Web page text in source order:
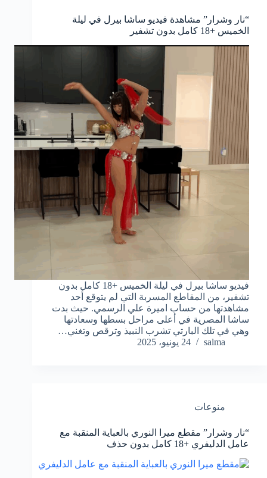
“نار وشرار” مشاهدة فيديو ساشا بيرل في ليلة
الخميس +18 كامل بدون تشفير
فيديو ساشا بيرل في ليلة الخميس +18 كامل بدون
تشفير، من المقاطع المسربة التي لم يتوقع أحد
مشاهدتها من حساب اميرة علي الرسمي. حيث بدت
ساشا المصرية في أعلى مراحل بسطها وسعادتها
وهي في تلك البارتي تشرب النبيذ وترقص وتغني…
salma
24 يونيو، 2025
منوعات
“نار وشرار” مقطع ميرا النوري بالعباية المنقبة مع
عامل الدليفري +18 كامل بدون حذف